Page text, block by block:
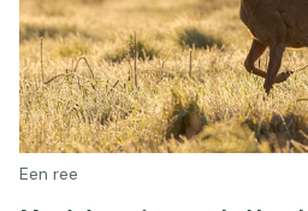
Een ree